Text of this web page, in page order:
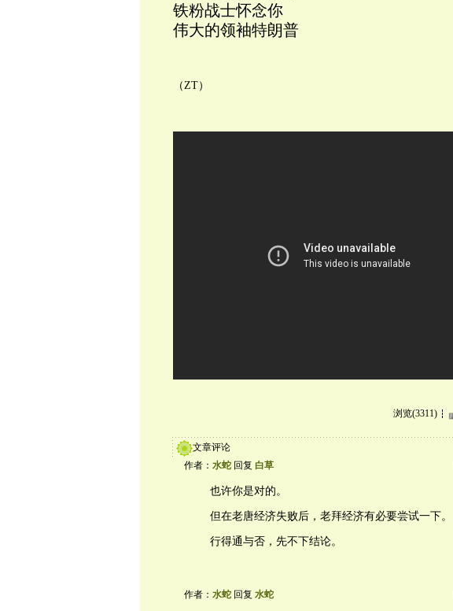
铁粉战士怀念你
伟大的领袖特朗普
（ZT）
浏览(3311)
文章评论
作者： 水蛇回复 白草
也许你是对的。
但在老唐经济失败后，老拜经济有必要尝试一下。
行得通与否，先不下结论。
作者： 水蛇回复 水蛇